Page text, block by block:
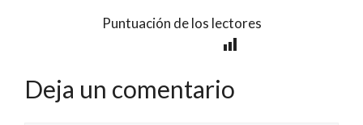
Puntuación de los lectores
Deja un comentario